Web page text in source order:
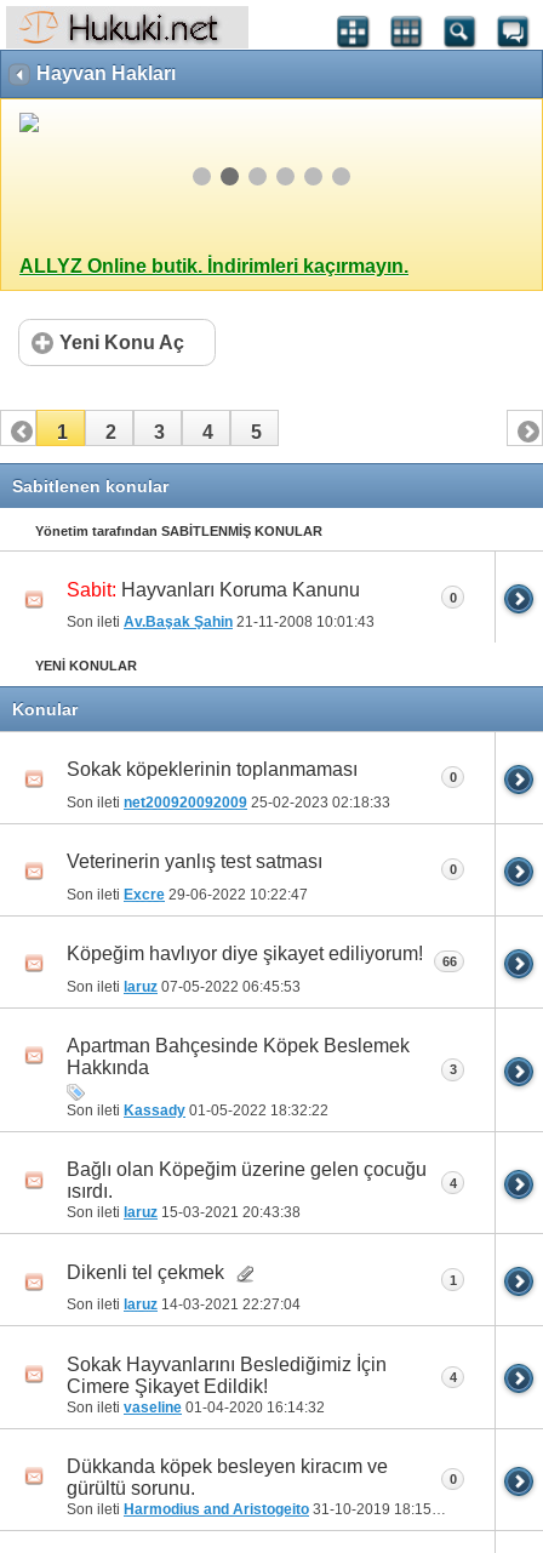
Hayvan Hakları
ALLYZ Online butik. İndirimleri kaçırmayın.
Yeni Konu Aç
1 2 3 4 5
Sabitlenen konular
Yönetim tarafından SABİTLENMİŞ KONULAR
Sabit: Hayvanları Koruma Kanunu
Son ileti Av.Başak Şahin 21-11-2008 10:01:43
0
YENİ KONULAR
Konular
Sokak köpeklerinin toplanmaması
Son ileti net200920092009 25-02-2023 02:18:33
0
Veterinerin yanlış test satması
Son ileti Excre 29-06-2022 10:22:47
0
Köpeğim havlıyor diye şikayet ediliyorum!
Son ileti laruz 07-05-2022 06:45:53
66
Apartman Bahçesinde Köpek Beslemek
Hakkında
Son ileti Kassady 01-05-2022 18:32:22
3
Bağlı olan Köpeğim üzerine gelen çocuğu
ısırdı.
Son ileti laruz 15-03-2021 20:43:38
4
Dikenli tel çekmek
Son ileti laruz 14-03-2021 22:27:04
1
Sokak Hayvanlarını Beslediğimiz İçin
Cimere Şikayet Edildik!
Son ileti vaseline 01-04-2020 16:14:32
4
Dükkanda köpek besleyen kiracım ve
gürültü sorunu.
Son ileti Harmodius and Aristogeito 31-10-2019 18:15:18
0